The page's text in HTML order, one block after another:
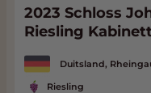
2023 Schloss
Riesling
Duitsland,
Riesling